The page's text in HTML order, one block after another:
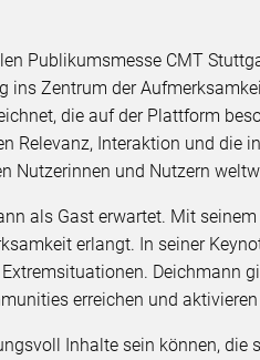
Publikumsmesse CMT
Zentrum der
die auf der Plattform
Relevanz, Interaktion und die
Nutzerinnen und Nutzern
als Gast erwartet. Mit
erlangt. In seiner
Deichmann
erreichen und
Inhalte sein können, die